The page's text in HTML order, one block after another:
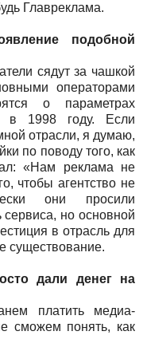
Главреклама.
подобной
сядут за чашкой
операторами
о параметрах
в 1998 году. Если
отрасли, я думаю,
по поводу того, как
«Нам реклама не
чтобы агентство не
они просили
но основной
в отрасль для
существование.
дали денег на
платить медиа-
сможем понять, как